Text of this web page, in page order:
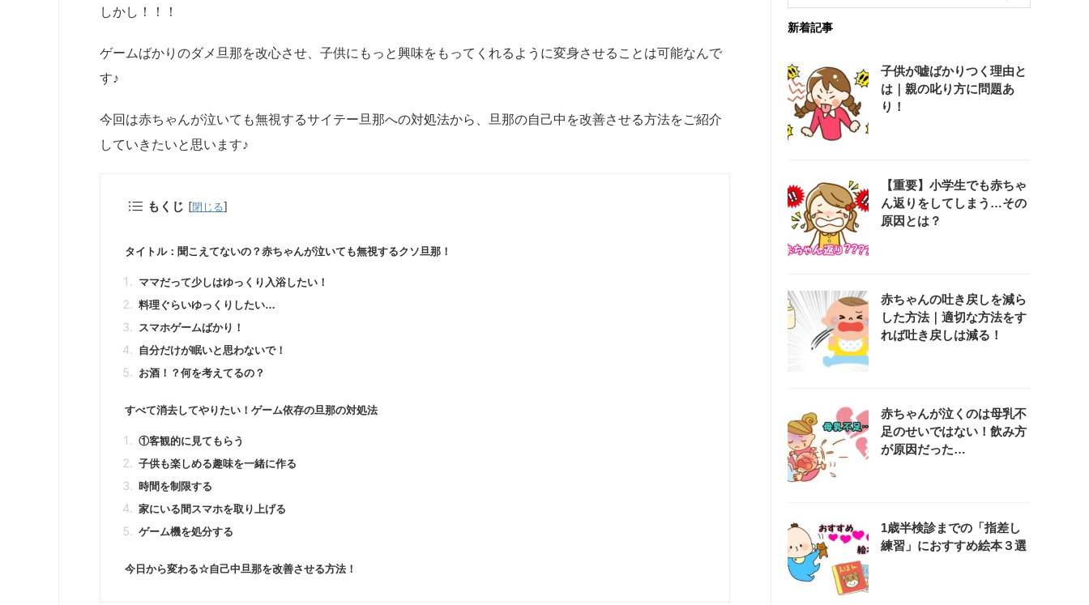
しかし！！！
ゲームばかりのダメ旦那を改心させ、子供にもっと興味をもってくれるように変身させることは可能なんで
す♪
今回は赤ちゃんが泣いても無視するサイテー旦那への対処法から、旦那の自己中を改善させる方法をご紹介
していきたいと思います♪
もくじ [閉じる]
タイトル：聞こえてないの？赤ちゃんが泣いても無視するクソ旦那！
ママだって少しはゆっくり入浴したい！
料理ぐらいゆっくりしたい…
スマホゲームばかり！
自分だけが眠いと思わないで！
お酒！？何を考えてるの？
すべて消去してやりたい！ゲーム依存の旦那の対処法
①客観的に見てもらう
子供も楽しめる趣味を一緒に作る
時間を制限する
家にいる間スマホを取り上げる
ゲーム機を処分する
今日から変わる☆自己中旦那を改善させる方法！
新着記事
子供が嘘ばかりつく理由と
は｜親の叱り方に問題あ
り！
【重要】小学生でも赤ちゃ
ん返りをしてしまう…その
原因とは？
赤ちゃんの吐き戻しを減ら
した方法｜適切な方法をす
れば吐き戻しは減る！
赤ちゃんが泣くのは母乳不
足のせいではない！飲み方
が原因だった…
1歳半検診までの「指差し
練習」におすすめ絵本３選